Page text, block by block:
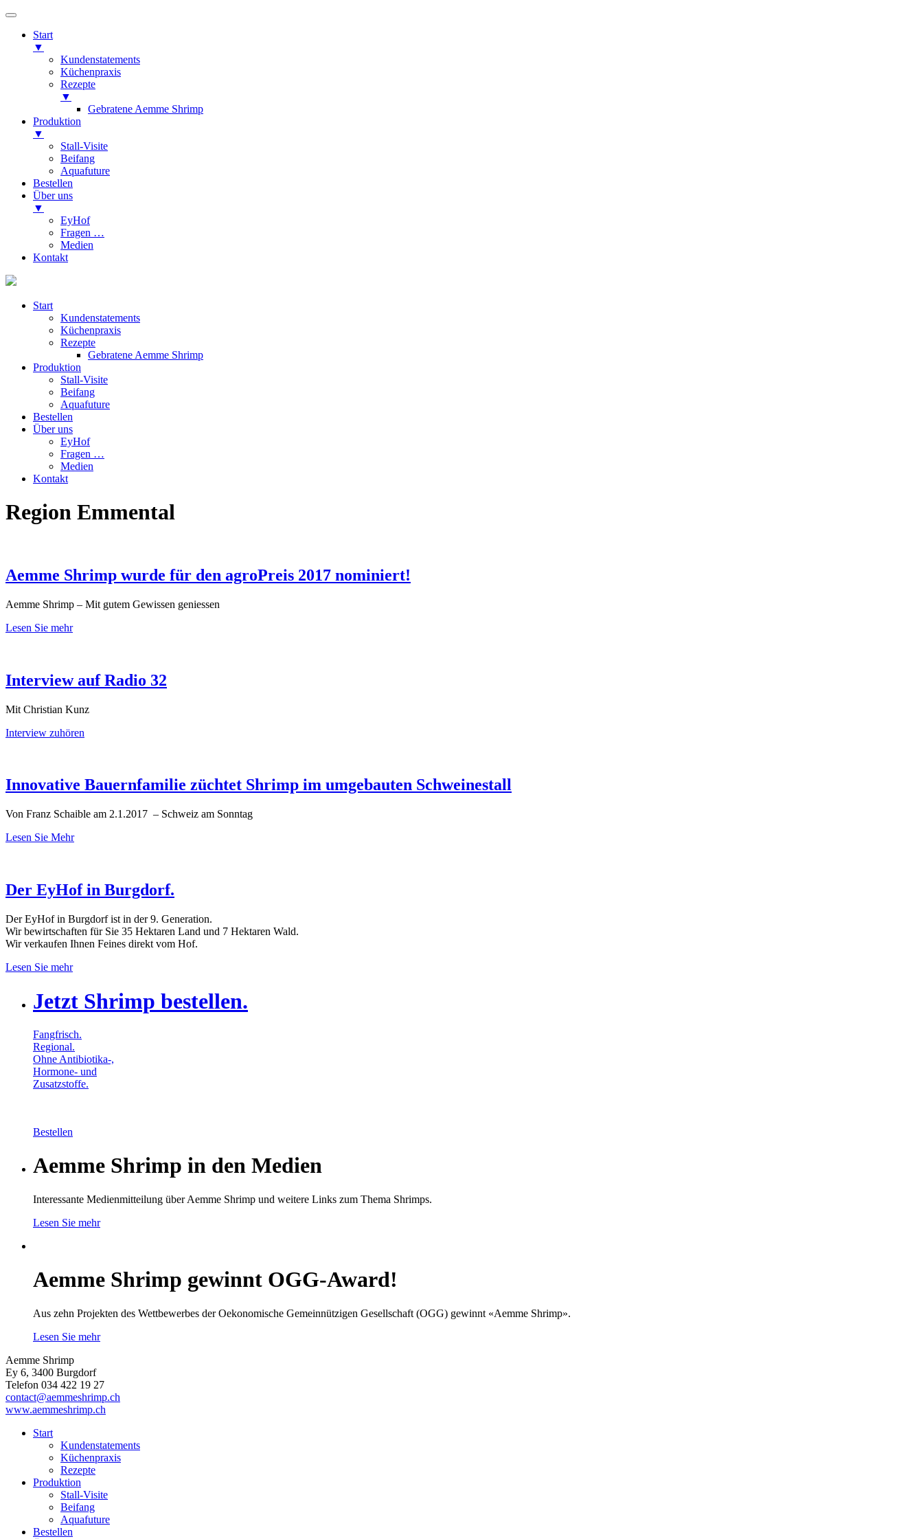
Start
▼
Kundenstatements
Küchenpraxis
Rezepte
▼
Gebratene Aemme Shrimp
Produktion
▼
Stall-Visite
Beifang
Aquafuture
Bestellen
Über uns
▼
EyHof
Fragen …
Medien
Kontakt
Start
Kundenstatements
Küchenpraxis
Rezepte
Gebratene Aemme Shrimp
Produktion
Stall-Visite
Beifang
Aquafuture
Bestellen
Über uns
EyHof
Fragen …
Medien
Kontakt
Region Emmental
Aemme Shrimp wurde für den agroPreis 2017 nominiert!
Aemme Shrimp – Mit gutem Gewissen geniessen
Lesen Sie mehr
Interview auf Radio 32
Mit Christian Kunz
Interview zuhören
Innovative Bauernfamilie züchtet Shrimp im umgebauten Schweinestall
Von Franz Schaible am 2.1.2017 – Schweiz am Sonntag
Lesen Sie Mehr
Der EyHof in Burgdorf.
Der EyHof in Burgdorf ist in der 9. Generation.
Wir bewirtschaften für Sie 35 Hektaren Land und 7 Hektaren Wald.
Wir verkaufen Ihnen Feines direkt vom Hof.
Lesen Sie mehr
Jetzt Shrimp bestellen.
Fangfrisch.
Regional.
Ohne Antibiotika-,
Hormone- und
Zusatzstoffe.
Bestellen
Aemme Shrimp in den Medien
Interessante Medienmitteilung über Aemme Shrimp und weitere Links zum Thema Shrimps.
Lesen Sie mehr
Aemme Shrimp gewinnt OGG-Award!
Aus zehn Projekten des Wettbewerbes der Oekonomische Gemeinnützigen Gesellschaft (OGG) gewinnt «Aemme Shrimp».
Lesen Sie mehr
Aemme Shrimp
Ey 6, 3400 Burgdorf
Telefon 034 422 19 27
contact@aemmeshrimp.ch
www.aemmeshrimp.ch
Start
Kundenstatements
Küchenpraxis
Rezepte
Produktion
Stall-Visite
Beifang
Aquafuture
Bestellen